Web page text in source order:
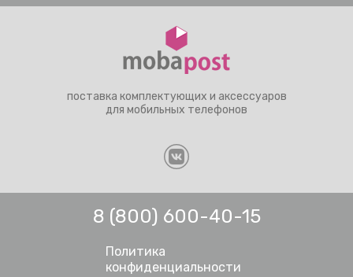
поставка комплектующих и аксессуаров
для мобильных телефонов
8 (800) 600-40-15
Политика
конфиденциальности